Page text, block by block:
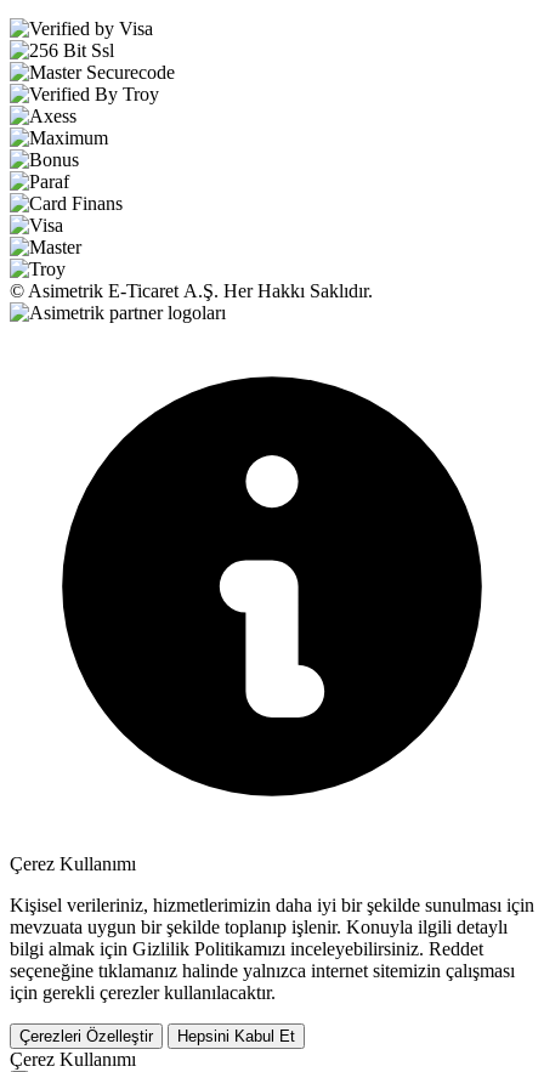
© Asimetrik E‑Ticaret A.Ş. Her Hakkı Saklıdır.
Çerez Kullanımı
Kişisel verileriniz, hizmetlerimizin daha iyi bir şekilde sunulması için
mevzuata uygun bir şekilde toplanıp işlenir. Konuyla ilgili detaylı
bilgi almak için Gizlilik Politikamızı inceleyebilirsiniz. Reddet
seçeneğine tıklamanız halinde yalnızca internet sitemizin çalışması
için gerekli çerezler kullanılacaktır.
Çerezleri Özelleştir Hepsini Kabul Et
Çerez Kullanımı